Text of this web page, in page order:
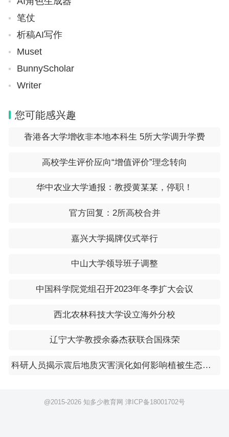
笔仗
析稿AI写作
Muset
BunnyScholar
Writer
您可能感兴趣
香港各大学增收非本地本科生 5所大学调升学费
高校学生评价应向“增值评价”理念转向
华中农业大学通报：教授黄某某，停职！
官方回复：2所高校合并
嘉兴大学揭牌仪式举行
中山大学领导班子调整
中国科学院党组召开2023年冬季扩大会议
西北农林科技大学设立海外分校
辽宁大学教授余淼杰获联合国殊荣
科研人员揭示震后地质灾害演化如何影响植被生态功能
@2015-2026 知多少教育网 津ICP备18001702号